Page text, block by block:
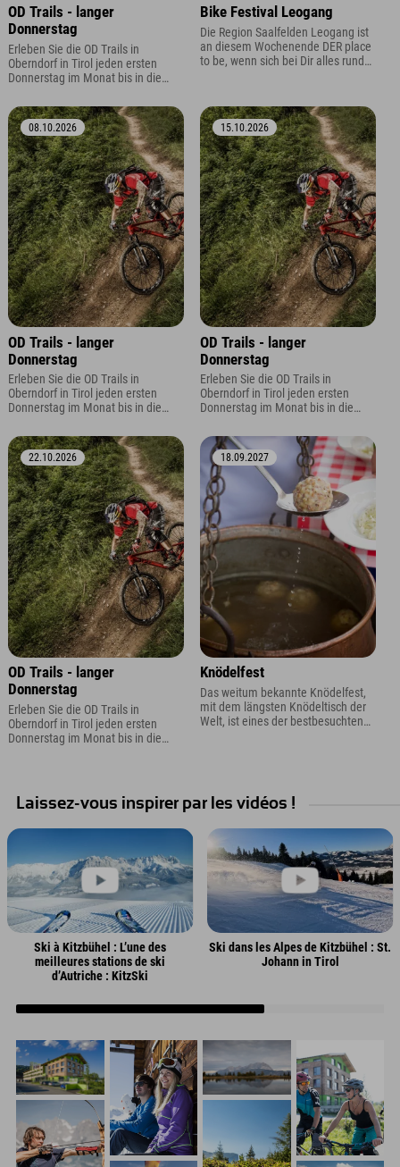
OD Trails - langer
Donnerstag
Erleben Sie die OD Trails in
Oberndorf in Tirol jeden ersten
Donnerstag im Monat bis in die
Liftbetrieb bis bleibt mehr Zeit für
flowige Abfahrten und
unvergessliche Trailmomente.
Bike Festival Leogang
Die Region Saalfelden Leogang ist
an diesem Wochenende DER place
to be, wenn sich bei Dir alles rund
08.10.2026
OD Trails - langer
Donnerstag
Erleben Sie die OD Trails in
Oberndorf in Tirol jeden ersten
Donnerstag im Monat bis in die
Liftbetrieb bis bleibt mehr Zeit für
flowige Abfahrten und
unvergessliche Trailmomente.
15.10.2026
OD Trails - langer
Donnerstag
Erleben Sie die OD Trails in
Oberndorf in Tirol jeden ersten
Donnerstag im Monat bis in die
Liftbetrieb bis bleibt mehr Zeit für
flowige Abfahrten und
unvergessliche Trailmomente.
22.10.2026
OD Trails - langer
Donnerstag
Erleben Sie die OD Trails in
Oberndorf in Tirol jeden ersten
Donnerstag im Monat bis in die
unvergessliche Trailmomente.
18.09.2027
Knödelfest
Das weitum bekannte Knödelfest,
mit dem längsten Knödeltisch der
Welt, ist eines der bestbesuchten
Laissez-vous inspirer par les vidéos !
Ski à Kitzbühel : L’une des
meilleures stations de ski
d’Autriche : KitzSki
Ski dans les Alpes de Kitzbühel : St.
Johann in Tirol